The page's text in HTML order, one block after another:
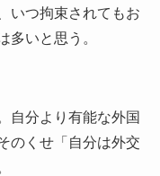
いつ拘束されてもお
多いと思う。
自分より有能な外国
のくせ「自分は外交